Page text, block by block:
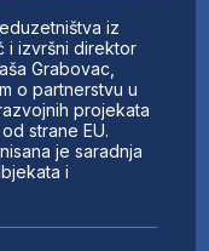
iz
i izvršni direktor
Grabovac,
o partnerstvu u
projekata
strane EU.
je saradnja
i